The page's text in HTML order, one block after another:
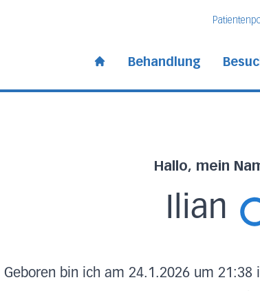
Behandlung
Hallo, mein
Ilian
Geboren bin ich am 24.1.2026 um 21:38